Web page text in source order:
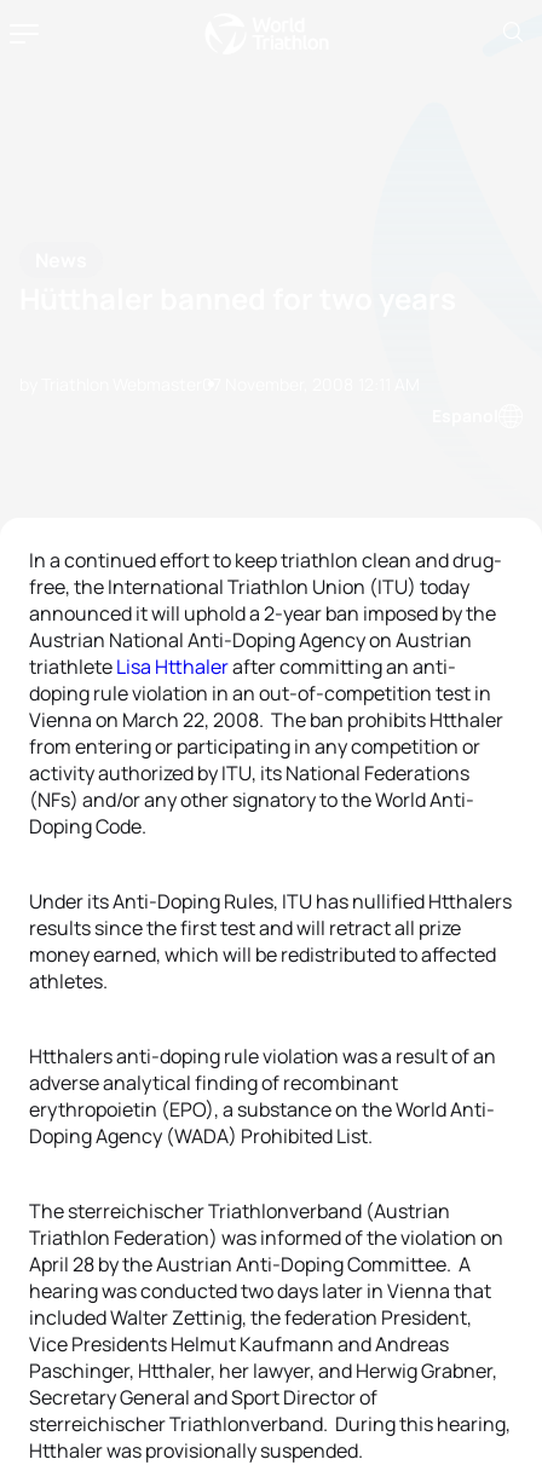
In a continued effort to keep triathlon clean and drug-
free, the International Triathlon Union (ITU) today
announced it will uphold a 2-year ban imposed by the
Austrian National Anti-Doping Agency on Austrian
triathleteLisa Htthalerafter committing an anti-
doping rule violation in an out-of-competition test in
Vienna on March 22, 2008. The ban prohibits Htthaler
from entering or participating in any competition or
activity authorized by ITU, its National Federations
(NFs) and/or any other signatory to the World Anti-
Doping Code.
Under its Anti-Doping Rules, ITU has nullified Htthalers
results since the first test and will retract all prize
money earned, which will be redistributed to affected
athletes.
Htthalers anti-doping rule violation was a result of an
adverse analytical finding of recombinant
erythropoietin (EPO), a substance on the World Anti-
Doping Agency (WADA) Prohibited List.
The sterreichischer Triathlonverband (Austrian
Triathlon Federation) was informed of the violation on
April 28 by the Austrian Anti-Doping Committee. A
hearing was conducted two days later in Vienna that
included Walter Zettinig, the federation President,
Vice Presidents Helmut Kaufmann and Andreas
Paschinger, Htthaler, her lawyer, and Herwig Grabner,
Secretary General and Sport Director of
sterreichischer Triathlonverband. During this hearing,
Htthaler was provisionally suspended.